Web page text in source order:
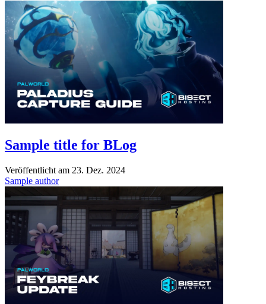
Sample title for BLog
Veröffentlicht am 23. Dez. 2024
Sample author